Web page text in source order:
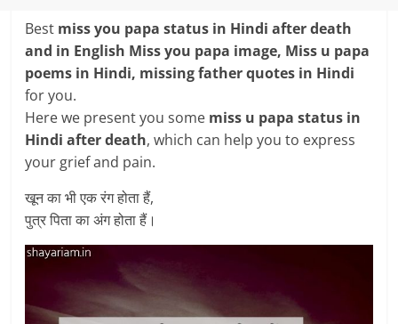
Best miss you papa status in Hindi after death
and in English Miss you papa image, Miss u papa
poems in Hindi, missing father quotes in Hindi
for you.
Here we present you some miss u papa status in
Hindi after death, which can help you to express
your grief and pain.
खून का भी एक रंग होता हैं,
पुत्र पिता का अंग होता हैं।